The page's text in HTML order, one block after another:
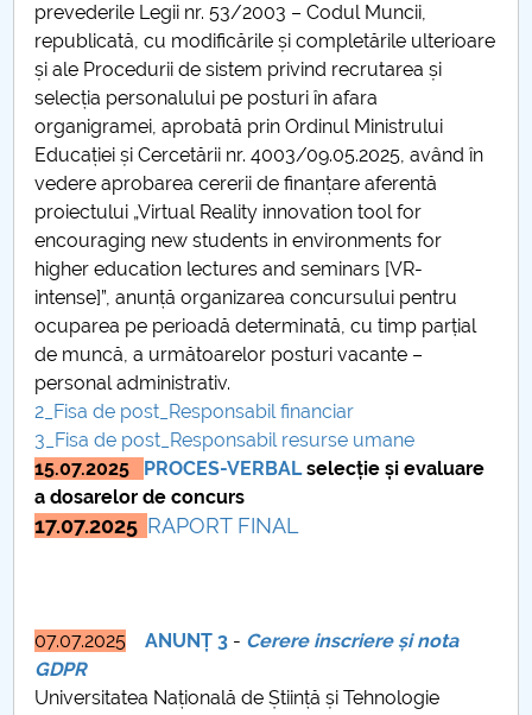
MENIU CANTINA
AI Literacy
EDUDATA
CARE+CONNECT
ANSELMUS
VR-INTENSE
THRIVING SCHOOLS
POCU_131005
Proiecte de cercetare ştiinţifică
Alte categorii de proiecte
prevederile Legii nr. 53/2003 – Codul Muncii,
republicată, cu modificările și completările ulterioare
și ale Procedurii de sistem privind recrutarea și
selecția personalului pe posturi în afara
organigramei, aprobată prin Ordinul Ministrului
Educației și Cercetării nr. 4003/09.05.2025, având în
vedere aprobarea cererii de finanțare aferentă
proiectului „Virtual Reality innovation tool for
encouraging new students in environments for
higher education lectures and seminars [VR-
intense]”, anunță organizarea concursului pentru
ocuparea pe perioadă determinată, cu timp parṭial
de muncă, a următoarelor posturi vacante –
personal administrativ.
2_Fisa de post_Responsabil financiar
3_Fisa de post_Responsabil resurse umane
15.07.2025
PROCES-VERBALselecție și evaluare
a dosarelor de concurs
17.07.2025 RAPORT FINAL
07.07.2025 ANUNȚ 3 - Cerere inscriere și nota
GDPR
Universitatea Națională de Știință și Tehnologie